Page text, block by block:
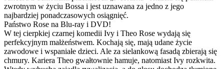
zwrotnym w życiu Bossa i jest uznawana za jedno z jego
najbardziej ponadczasowych osiągnięć.
Państwo Rose na Blu-ray i DVD!
W tej cierpkiej czarnej komedii Ivy i Theo Rose wydają się
perfekcyjnym małżeństwem. Kochają się, mają udane życie
zawodowe i wspaniałe dzieci. Ale za sielankową fasadą zbierają się
chmury. Kariera Theo gwałtownie hamuje, natomiast Ivy rozkwita.